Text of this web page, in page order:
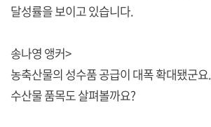
달성률을 보이고 있습니다.
송나영 앵커>
농축산물의 성수품 공급이 대폭 확대됐군요.
수산물 품목도 살펴볼까요?